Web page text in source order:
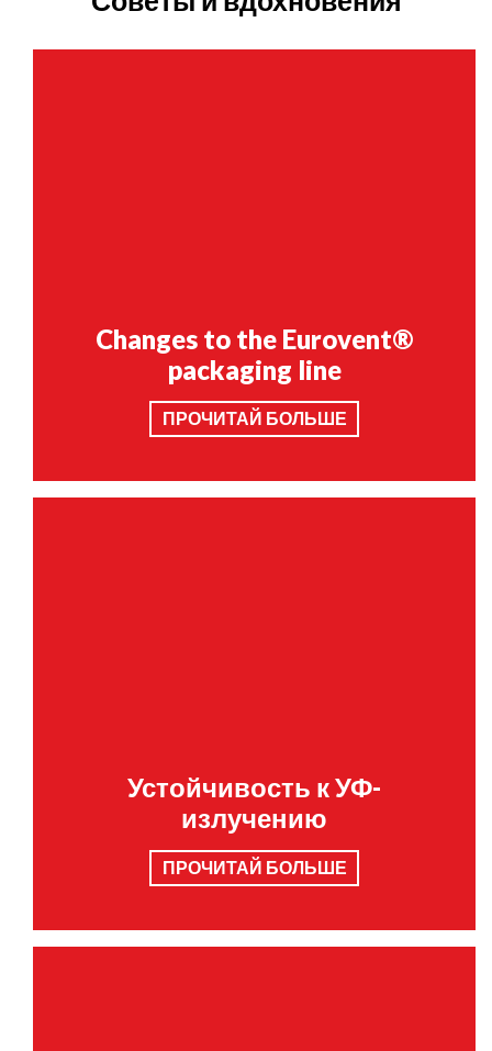
Changes to the Eurovent®
packaging line
ПРОЧИТАЙ БОЛЬШЕ
Устойчивость к УФ-
излучению
ПРОЧИТАЙ БОЛЬШЕ